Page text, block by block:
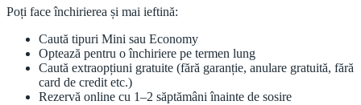
Poți face închirierea și mai ieftină:
Caută tipuri Mini sau Economy
Optează pentru o închiriere pe termen lung
Caută extraopțiuni gratuite (fără garanție, anulare gratuită, fără
card de credit etc.)
Rezervă online cu 1–2 săptămâni înainte de sosire